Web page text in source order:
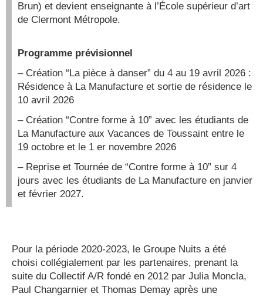
Brun) et devient enseignante à l’École supérieur d’art
de Clermont Métropole.
Programme prévisionnel
– Création “La pièce à danser” du 4 au 19 avril 2026 :
Résidence à La Manufacture et sortie de résidence le
10 avril 2026
– Création “Contre forme à 10” avec les étudiants de
La Manufacture aux Vacances de Toussaint entre le
19 octobre et le 1 er novembre 2026
– Reprise et Tournée de “Contre forme à 10” sur 4
jours avec les étudiants de La Manufacture en janvier
et février 2027.
Pour la période 2020-2023, le Groupe Nuits a été
choisi collégialement par les partenaires, prenant la
suite du Collectif A/R fondé en 2012 par Julia Moncla,
Paul Changarnier et Thomas Demay après une